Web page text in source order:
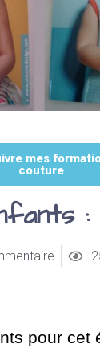
mes
couture
:
pour cet